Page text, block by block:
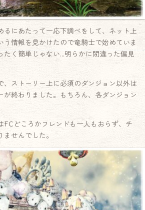
るにあたって一応下調べをして、ネット上
う情報を見かけたので竜騎士で始めていま
たく簡単じゃない…明らかに間違った偏見
、ストーリー上に必須のダンジョン以外は
が終わりました。もちろん、各ダンジョン
FCどころかフレンドも一人もおらず、チ
せんでした。